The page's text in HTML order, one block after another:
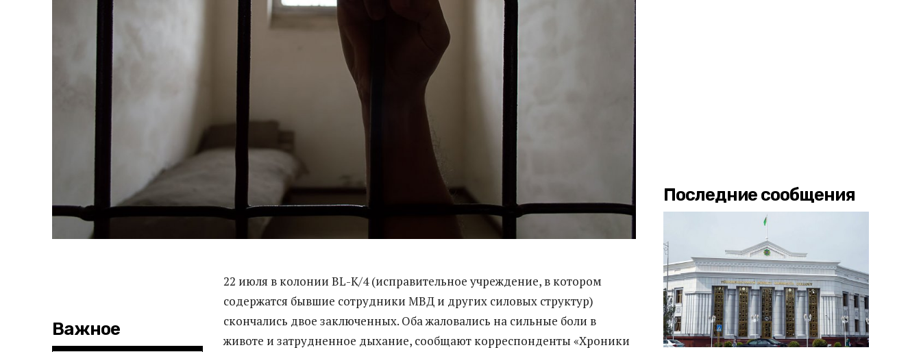
Важное
22 июля в колонии BL-K/4 (исправительное учреждение, в котором
содержатся бывшие сотрудники МВД и других силовых структур)
скончались двое заключенных. Оба жаловались на сильные боли в
животе и затрудненное дыхание, сообщают корреспонденты «Хроники
Последние сообщения